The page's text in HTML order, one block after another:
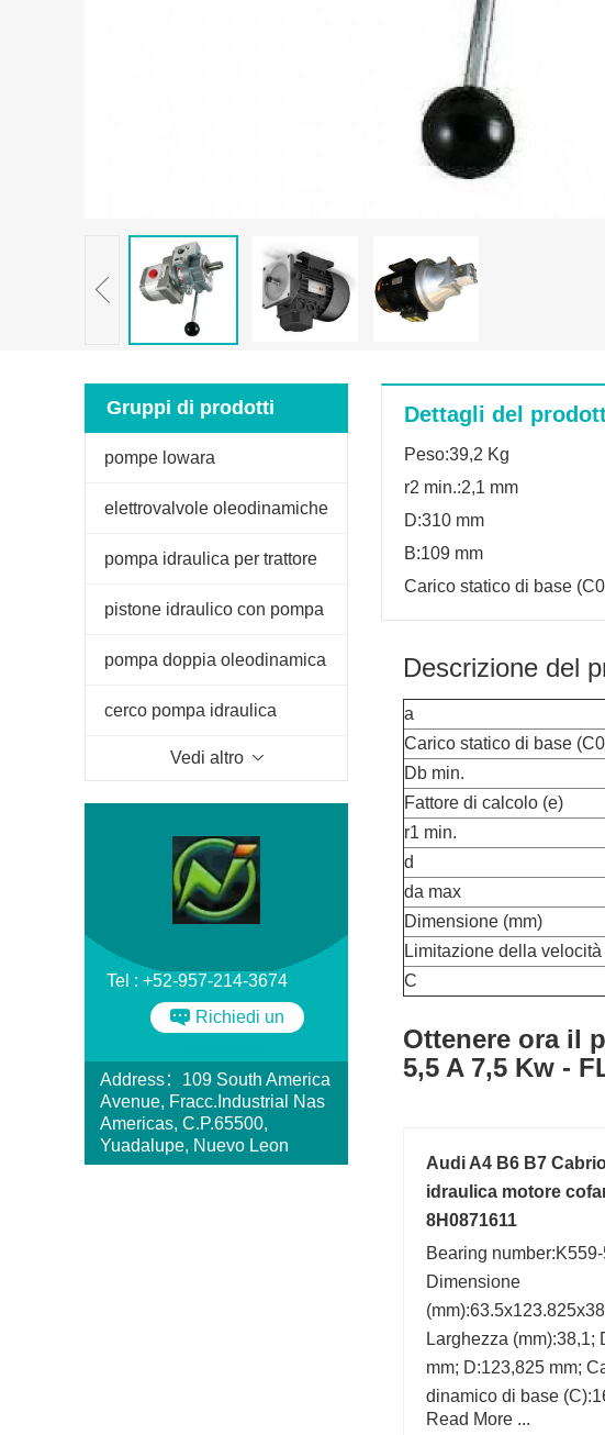
Gruppi di prodotti
pompe lowara
elettrovalvole oleodinamiche
pompa idraulica per trattore
fiat
pistone idraulico con pompa
manuale
pompa doppia oleodinamica
per spaccalegna
cerco pompa idraulica
Vedi altro
Tel : +52-957-214-3674
Richiedi un
Address：109 South America
Avenue, Fracc.Industrial Nas
Americas, C.P.65500,
Yuadalupe, Nuevo Leon
Dettagli del
Peso:39,2 Kg
r2 min.:2,1 mm
D:310 mm
B:109 mm
Carico statico di base
Descrizione del
a
Carico statico di base
Db min.
Fattore di calcolo (e)
r1 min.
d
da max
Dimensione (mm)
Limitazione della velocità
C
Ottenere ora il
5,5 A 7,5 Kw -
Audi A4 B6 B7
idraulica motore
8H0871611
Bearing
Dimensione
Larghezza (mm):38,1;
mm; D:123,825 mm;
dinamico di base
min.:3,3 mm; d1:92,8
Read More ...